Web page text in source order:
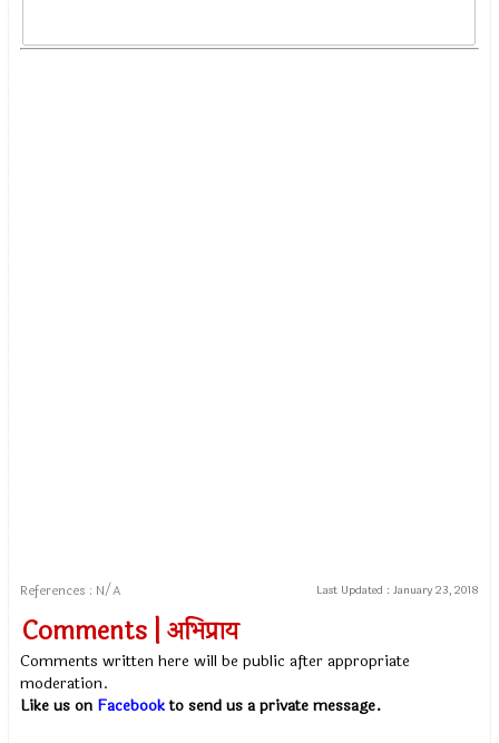
References : N/A Last Updated : January 23, 2018
Comments | अभिप्राय
Comments written here will be public after appropriate
moderation.
Like us on Facebookto send us a private message.